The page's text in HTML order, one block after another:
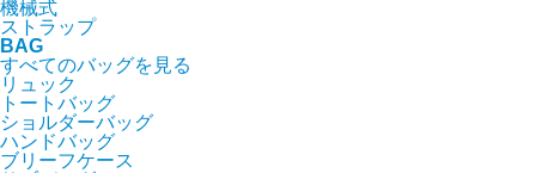
機械式
ストラップ
BAG
すべてのバッグを見る
リュック
トートバッグ
ショルダーバッグ
ハンドバッグ
ブリーフケース